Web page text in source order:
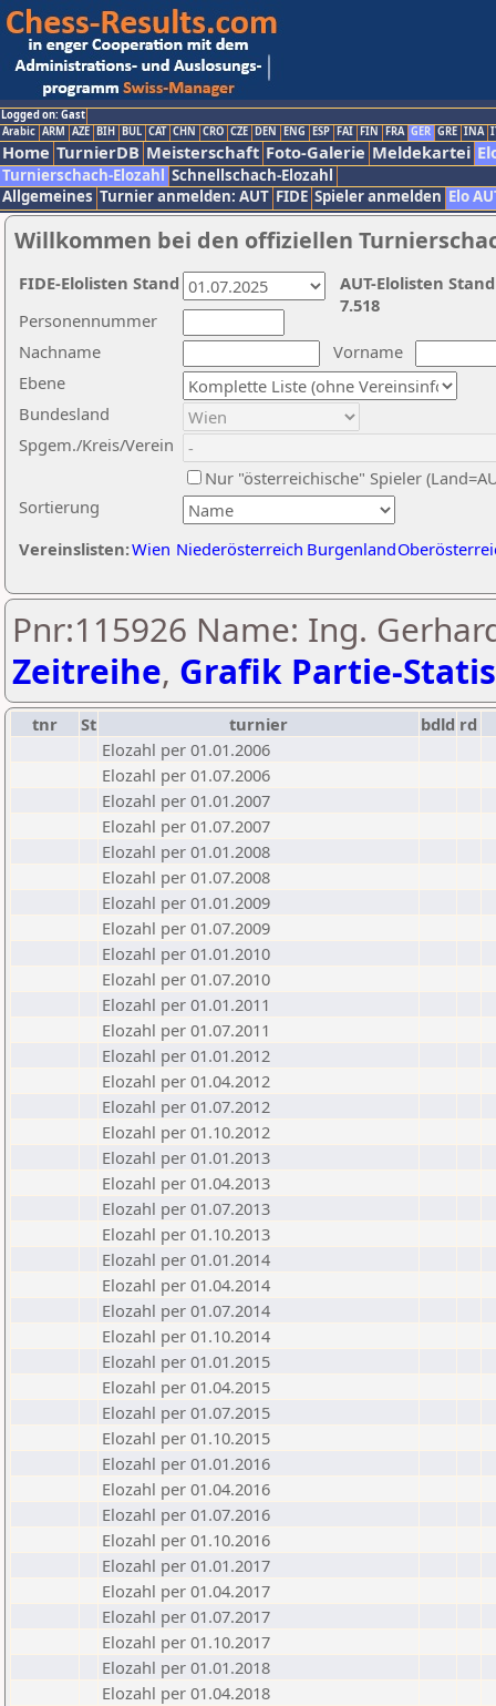
Logged on: Gast
Arabic ARM AZE BIH BUL CAT CHN CRO CZE DEN ENG ESP FAI FIN FRA GER GRE INA
Home TurnierDB Meisterschaft Foto-Galerie Meldekartei
Turnierschach-Elozahl Schnellschach-Elozahl
Allgemeines Turnier anmelden: AUT FIDE Spieler anmelden Elo
Willkommen bei den offiziellen
Nachname
Vorname
Ebene
Sortierung
Personennummer
Bundesland
Spgem./Kreis/Verein
Nur "österreichische" Spieler
Vereinslisten:Wien Niederösterreich Burgenland
AUT-Elolisten
7.518
FIDE-Elolisten Stand
Pnr:115926 Name: Ing.
Zeitreihe, Grafik Partie-
tnr St turnier bdld rd
Elozahl per 01.01.2006
Elozahl per 01.07.2006
Elozahl per 01.01.2007
Elozahl per 01.07.2007
Elozahl per 01.01.2008
Elozahl per 01.07.2008
Elozahl per 01.01.2009
Elozahl per 01.07.2009
Elozahl per 01.01.2010
Elozahl per 01.07.2010
Elozahl per 01.01.2011
Elozahl per 01.07.2011
Elozahl per 01.01.2012
Elozahl per 01.04.2012
Elozahl per 01.07.2012
Elozahl per 01.10.2012
Elozahl per 01.01.2013
Elozahl per 01.04.2013
Elozahl per 01.07.2013
Elozahl per 01.10.2013
Elozahl per 01.01.2014
Elozahl per 01.04.2014
Elozahl per 01.07.2014
Elozahl per 01.10.2014
Elozahl per 01.01.2015
Elozahl per 01.04.2015
Elozahl per 01.07.2015
Elozahl per 01.10.2015
Elozahl per 01.01.2016
Elozahl per 01.04.2016
Elozahl per 01.07.2016
Elozahl per 01.10.2016
Elozahl per 01.01.2017
Elozahl per 01.04.2017
Elozahl per 01.07.2017
Elozahl per 01.10.2017
Elozahl per 01.01.2018
Elozahl per 01.04.2018